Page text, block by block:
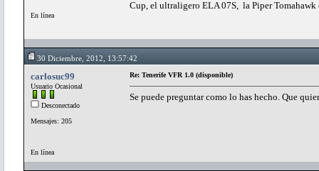
En línea
Cup, el ultraligero ELA 07S, la Piper
30 Diciembre, 2012, 13:57:42
carlosuc99
Usuario Ocasional
Desconectado
Mensajes: 205
En línea
Re: Tenerife VFR 1.0 (disponible)
Se puede preguntar como lo has hecho. Que